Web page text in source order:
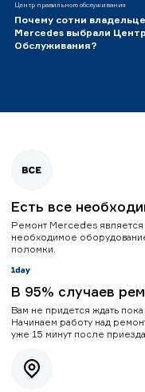
Центр правильного обслуживания
Почему сотни
Mercedes выбрали
Обслуживания?
Есть все
Ремонт Mercedes
необходимое
поломки.
В 95% случаев
Вам не придется ждать
Начинаем работу над
уже 15 минут после приезда.